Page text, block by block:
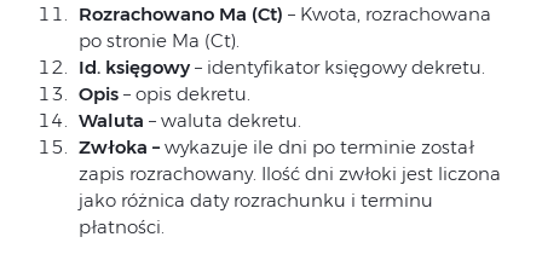
Rozrachowano Ma (Ct) – Kwota, rozrachowana
po stronie Ma (Ct).
Id. księgowy – identyfikator księgowy dekretu.
Opis – opis dekretu.
Waluta – waluta dekretu.
Zwłoka – wykazuje ile dni po terminie został
zapis rozrachowany. Ilość dni zwłoki jest liczona
jako różnica daty rozrachunku i terminu
płatności.